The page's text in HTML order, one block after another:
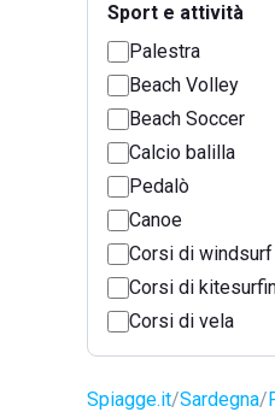
Sport e attività
Palestra
Beach Volley
Beach Soccer
Calcio balilla
Pedalò
Canoe
Corsi di windsurf
Corsi di
Corsi di vela
Spiagge.it Sardegna